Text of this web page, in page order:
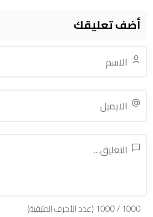
أضف تعليقك
1000
/
1000(عدد الأحرف المتبقية)